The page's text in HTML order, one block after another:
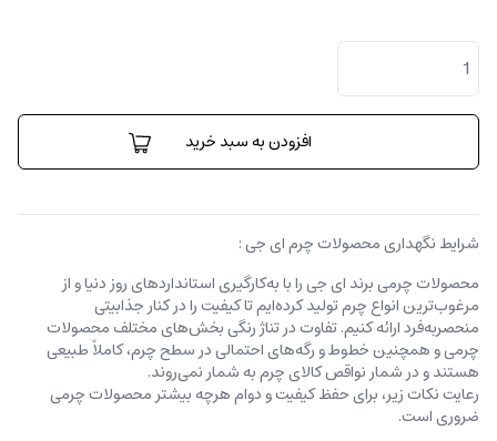
جا
کارتی
لورنزو
عدد
افزودن به سبد خرید
شرایط نگهداری محصولات چرم ای جی :
محصولات چرمی برند ای جی را با به‌کارگیری استانداردهای روز دنیا و از
مرغوب‌ترین انواع چرم تولید کرده‌ایم تا کیفیت را در کنار جذابیتی
منحصربه‌فرد ارائه کنیم. تفاوت در تناژ رنگی بخش‌های مختلف محصولات
چرمی و همچنین خطوط و رگه‌‌های احتمالی در سطح چرم، کاملاً طبیعی
هستند و در شمار نواقص کالای چرم به شمار نمی‌روند.
رعایت نکات زیر، برای حفظ کیفیت و دوام هرچه بیشتر محصولات چرمی
ضروری است.